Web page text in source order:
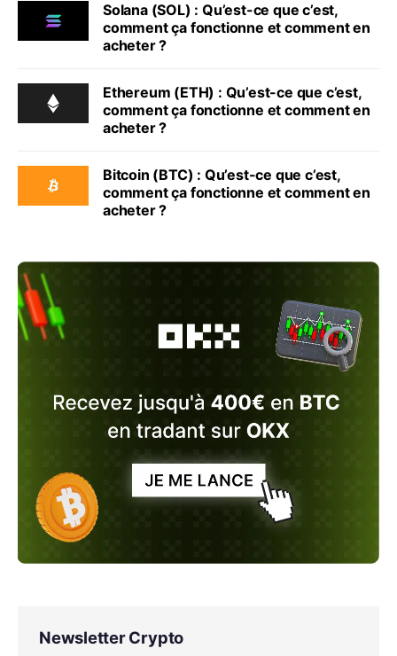
Solana (SOL) : Qu’est-ce que c’est,
comment ça fonctionne et comment en
acheter ?
Ethereum (ETH) : Qu’est-ce que c’est,
comment ça fonctionne et comment en
acheter ?
Bitcoin (BTC) : Qu’est-ce que c’est,
comment ça fonctionne et comment en
acheter ?
Newsletter Crypto